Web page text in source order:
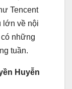
Tencent
lớn về nội
những
tuần.
Huyễn